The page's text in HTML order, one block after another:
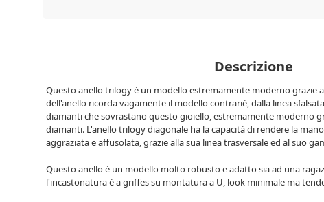
Descrizione
Questo anello trilogy è un modello estremamente moderno grazie
dell'anello ricorda vagamente il modello contrariè, dalla linea
diamanti che sovrastano questo gioiello, estremamente moderno
diamanti. L'anello trilogy diagonale ha la capacità di rendere la
aggraziata e affusolata, grazie alla sua linea trasversale ed al suo
Questo anello è un modello molto robusto e adatto sia ad una
l'incastonatura è a griffes su montatura a U, look minimale ma